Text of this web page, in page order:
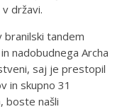
državi.
branilski tandem
nadobudnega Archa
saj je prestopil
in skupno 31
boste našli